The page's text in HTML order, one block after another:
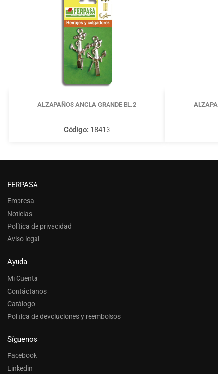
ALZAPAÑOS ANCLA GRANDE BL.2
Código: 18413
FERPASA
Empresa
Noticias
Política de privacidad
Aviso legal
Ayuda
Mi Cuenta
Contáctanos
Catálogo
Política de devoluciones y reembolsos
Síguenos
Facebook
Linkedin